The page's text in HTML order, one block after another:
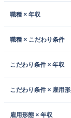
職種 × 年収
職種 × こだわり条件
こだわり条件 × 年収
こだわり条件 × 雇用
雇用形態 × 年収